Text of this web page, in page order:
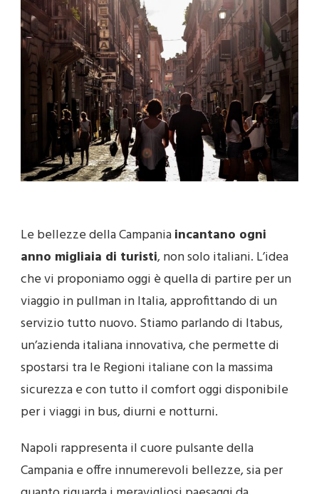
Le bellezze della Campaniaincantano ogni
anno migliaia di turisti, non solo italiani. L’idea
che vi proponiamo oggi è quella di partire per un
viaggio in pullman in Italia, approfittando di un
servizio tutto nuovo. Stiamo parlando di Itabus,
un’azienda italiana innovativa, che permette di
spostarsi tra le Regioni italiane con la massima
sicurezza e con tutto il comfort oggi disponibile
per i viaggi in bus, diurni e notturni.
Napoli rappresenta il cuore pulsante della
Campania e offre innumerevoli bellezze, sia per